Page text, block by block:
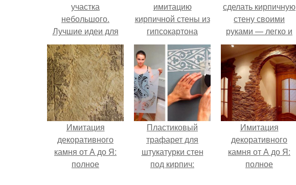
участка
небольшого.
Лучшие идеи для
дачи —
дизайнерские идеи
для дачи и правила
обустройства
дачного участка 105
фото
имитацию
кирпичной стены из
гипсокартона
своими руками:
пошаговая
инструкция
сделать кирпичную
стену своими
руками — легко и
просто
Имитация
декоративного
камня от А до Я:
полное
Пластиковый
трафарет для
штукатурки стен
под кирпич:
Имитация
декоративного
камня от А до Я:
полное